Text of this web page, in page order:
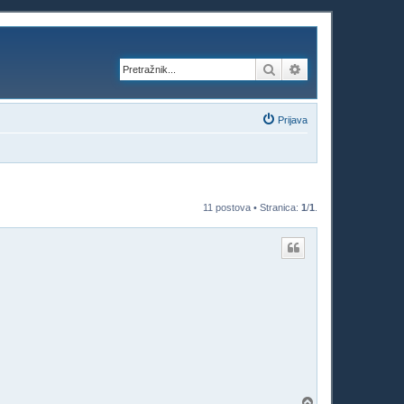
Pretražnik
Prijava
11 postova • Stranica: 1/1